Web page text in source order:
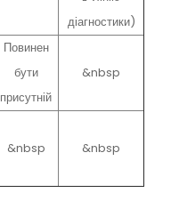
діагностики)
Повинен
бути
присутній
&nbsp
&nbsp &nbsp